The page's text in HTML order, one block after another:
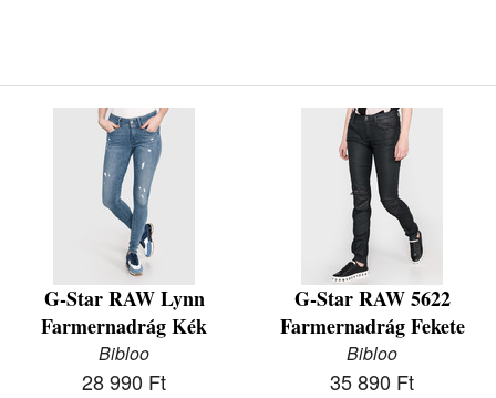
G-Star RAW Lynn
Farmernadrág Kék
Bibloo
28 990 Ft
G-Star RAW 5622
Farmernadrág Fekete
Bibloo
35 890 Ft